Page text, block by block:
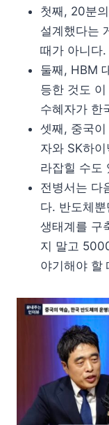
첫째, 20분
설계했다는
때가 아니다.
둘째, HBM
등한 것도
수혜자가 한
셋째, 중국
자와 SK하
라잡힐 수도
전병서는 다
다. 반도체
생태계를 구
지 말고
야기해야 할